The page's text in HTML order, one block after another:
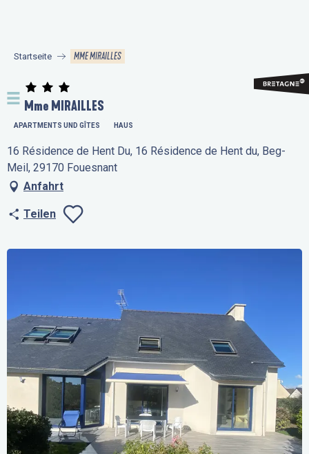
principal
Startseite MME MIRAILLES
Mme MIRAILLES
APARTMENTS UND GÎTES HAUS
16 Résidence de Hent Du, 16 Résidence de Hent du, Beg-
Meil, 29170 Fouesnant
Anfahrt
Teilen